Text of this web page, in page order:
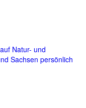
Natur- und
Sachsen persönlich